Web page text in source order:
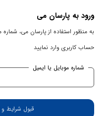
ورود به پارسان می
به منظور استفاده از پارسان می، شماره
حساب کاربری وارد نمایید
شماره موبایل یا ایمیل
قبول شرایط و